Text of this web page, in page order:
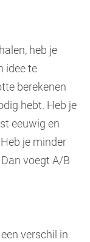
heb je
idee te
berekenen
hebt. Heb je
eeuwig en
je minder
voegt A/B
verschil in